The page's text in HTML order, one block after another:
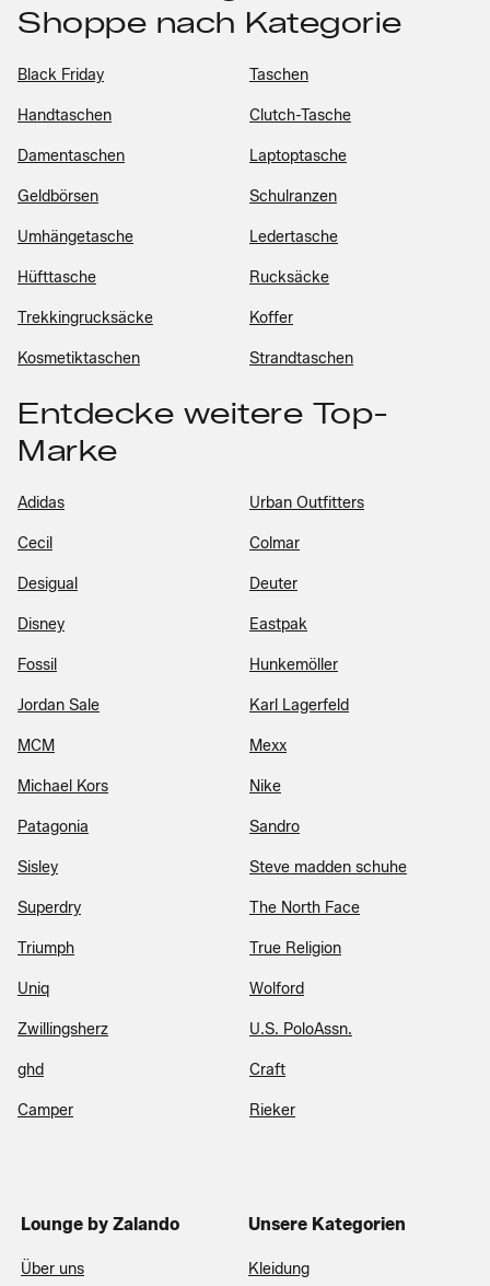
Shoppe nach Kategorie
Black Friday Taschen
Handtaschen Clutch-Tasche
Damentaschen Laptoptasche
Geldbörsen Schulranzen
Umhängetasche Ledertasche
Hüfttasche Rucksäcke
Trekkingrucksäcke Koffer
Kosmetiktaschen Strandtaschen
Entdecke weitere Top-
Marke
Adidas Urban Outfitters
Cecil Colmar
Desigual Deuter
Disney Eastpak
Fossil Hunkemöller
Jordan Sale Karl Lagerfeld
MCM Mexx
Michael Kors Nike
Patagonia Sandro
Sisley Steve madden schuhe
Superdry The North Face
Triumph True Religion
Uniq Wolford
Zwillingsherz U.S. PoloAssn.
ghd Craft
Camper Rieker
Lounge by Zalando
Über uns
Unsere Kategorien
Kleidung